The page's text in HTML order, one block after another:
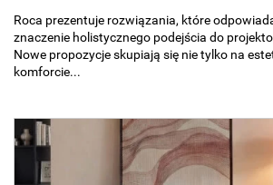
Roca prezentuje rozwiązania, które
znaczenie holistycznego podejścia do
Nowe propozycje skupiają się nie tylko na
komforcie...